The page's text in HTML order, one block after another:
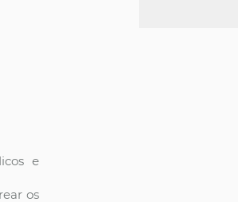
e
os